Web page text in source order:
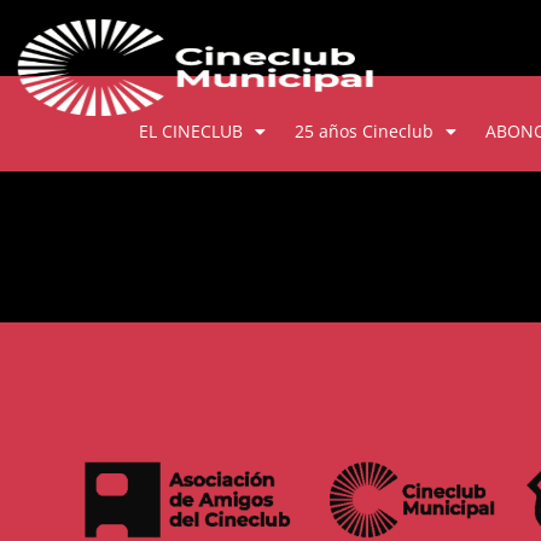
EL CINECLUB 25 años Cineclub